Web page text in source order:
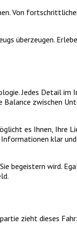
Von
überzeugen.
Jedes Detail im
zwischen
es Ihnen, Ihre
klar
begeistern wird.
zieht dieses